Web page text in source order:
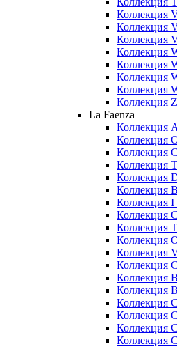
Коллекция
Коллекция
Коллекция
Коллекция
Коллекция
Коллекция
Коллекция
Коллекция
La Faenza
Коллекция
Коллекция
Коллекция
Коллекция
Коллекция
Коллекция
Коллекция I
Коллекция
Коллекция
Коллекция
Коллекция
Коллекция
Коллекция
Коллекция
Коллекция
Коллекция
Коллекция
Коллекция